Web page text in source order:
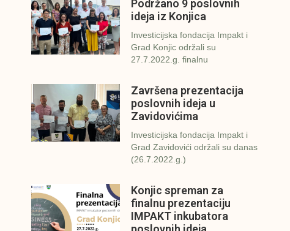
Podržano 9 poslovnih
ideja iz Konjica
Investicijska fondacija Impakt i
Grad Konjic održali su
27.7.2022.g. finalnu
Završena prezentacija
poslovnih ideja u
Zavidovićima
Investicijska fondacija Impakt i
Grad Zavidovići održali su danas
(26.7.2022.g.)
Konjic spreman za
finalnu prezentaciju
IMPAKT inkubatora